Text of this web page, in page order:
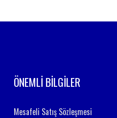
ÖNEMLİ BİLGİLER
Mesafeli Satış Sözleşmesi